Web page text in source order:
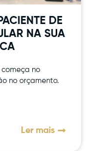
DE
NA SUA
no
no orçamento.
Ler mais